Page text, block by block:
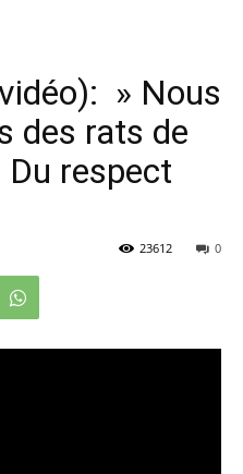
» Nous
des rats de
respect
0
23612